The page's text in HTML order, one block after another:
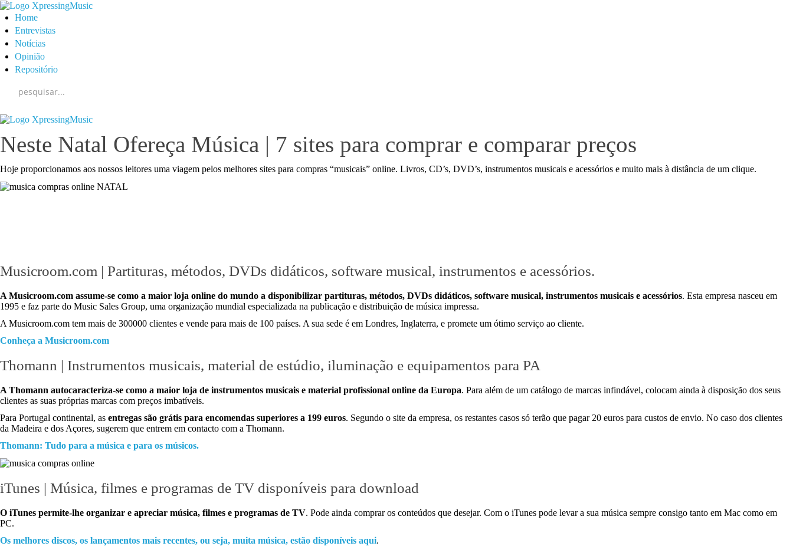
Home
Entrevistas
Notícias
Opinião
Repositório
Neste Natal Ofereça Música | 7 sites para comprar e comparar preços
Hoje proporcionamos aos nossos leitores uma viagem pelos melhores sites para compras “musicais” online. Livros, CD’s, DVD’s, instrumentos musicais e acessórios e muito mais à distância de um clique.
Musicroom.com | Partituras, métodos, DVDs didáticos, software musical, instrumentos e acessórios.
A Musicroom.com assume-se como a maior loja online do mundo a disponibilizar partituras, métodos, DVDs didáticos, software musical, instrumentos musicais e acessórios. Esta empresa nasceu em
1995 e faz parte do Music Sales Group, uma organização mundial especializada na publicação e distribuição de música impressa.
A Musicroom.com tem mais de 300000 clientes e vende para mais de 100 países. A sua sede é em Londres, Inglaterra, e promete um ótimo serviço ao cliente.
Conheça a Musicroom.com
Thomann | Instrumentos musicais, material de estúdio, iluminação e equipamentos para PA
A Thomann autocaracteriza-se como a maior loja de instrumentos musicais e material profissional online da Europa. Para além de um catálogo de marcas infindável, colocam ainda à disposição dos seus
clientes as suas próprias marcas com preços imbatíveis.
Para Portugal continental, as entregas são grátis para encomendas superiores a 199 euros. Segundo o site da empresa, os restantes casos só terão que pagar 20 euros para custos de envio. No caso dos clientes
da Madeira e dos Açores, sugerem que entrem em contacto com a Thomann.
Thomann: Tudo para a música e para os músicos.
iTunes | Música, filmes e programas de TV disponíveis para download
O iTunes permite-lhe organizar e apreciar música, filmes e programas de TV. Pode ainda comprar os conteúdos que desejar. Com o iTunes pode levar a sua música sempre consigo tanto em Mac como em
PC.
Os melhores discos, os lançamentos mais recentes, ou seja, muita música, estão disponíveis aqui.